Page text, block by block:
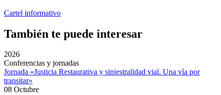
Cartel informativo
También te puede interesar
2026
Conferencias y jornadas
Jornada «Justicia Restaurativa y siniestralidad vial. Una vía por
transitar»
08 Octubre